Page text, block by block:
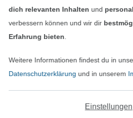
Bestellung widerrufen
Finde mehr
dich relevanten Inhalten und
verbessern können und wir dir
Erfahrung bieten
Weitere Informationen findest du in
Datenschutzerklärung und in unserem
Einstellungen